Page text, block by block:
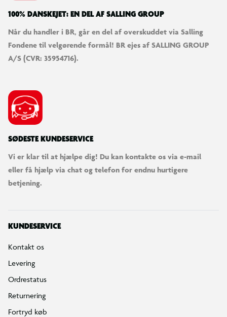
100% DANSKEJET: EN DEL AF SALLING GROUP
Når du handler i BR, går en del af overskuddet via Salling
Fondene til velgørende formål! BR ejes af SALLING GROUP
A/S (CVR: 35954716).
SØDESTE KUNDESERVICE
Vi er klar til at hjælpe dig! Du kan kontakte os via e-mail
eller få hjælp via chat og telefon for endnu hurtigere
betjening.
KUNDESERVICE
Kontakt os
Levering
Ordrestatus
Returnering
Fortryd køb